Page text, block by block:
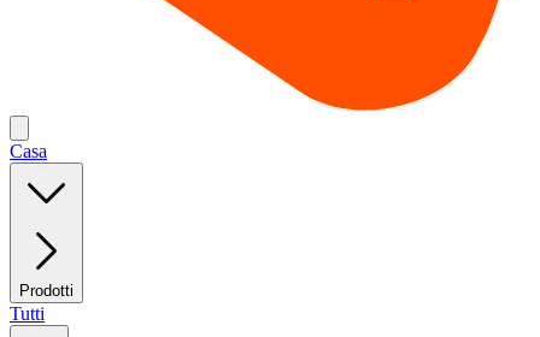
Casa
Prodotti
Tutti